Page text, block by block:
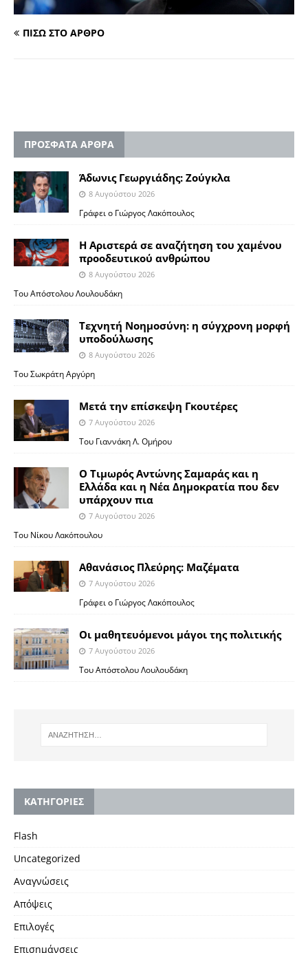
ΠΙΣΩ ΣΤΟ ΑΡΘΡΟ
ΠΡΟΣΦΑΤΑ ΑΡΘΡΑ
Άδωνις Γεωργιάδης: Ζούγκλα
8 Αυγούστου 2026
Γράφει ο Γιώργος Λακόπουλος
Η Αριστερά σε αναζήτηση του χαμένου
προοδευτικού ανθρώπου
8 Αυγούστου 2026
Του Απόστολου Λουλουδάκη
Τεχνητή Νοημοσύνη: η σύγχρονη μορφή
υποδούλωσης
8 Αυγούστου 2026
Του Σωκράτη Αργύρη
Μετά την επίσκεψη Γκουτέρες
7 Αυγούστου 2026
Του Γιαννάκη Λ. Ομήρου
Ο Τιμωρός Αντώνης Σαμαράς και η
Ελλάδα και η Νέα Δημοκρατία που δεν
υπάρχουν πια
7 Αυγούστου 2026
Του Νίκου Λακόπουλου
Αθανάσιος Πλεύρης: Μαζέματα
7 Αυγούστου 2026
Γράφει ο Γιώργος Λακόπουλος
Οι μαθητευόμενοι μάγοι της πολιτικής
7 Αυγούστου 2026
Του Απόστολου Λουλουδάκη
KΑΤΗΓΟΡΙΕΣ
Flash
Uncategorized
Αναγνώσεις
Απόψεις
Επιλογές
Επισημάνσεις